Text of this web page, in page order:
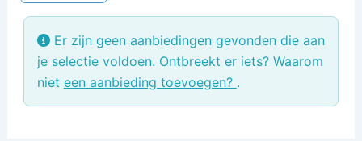
Er zijn geen aanbiedingen gevonden die aan
je selectie voldoen. Ontbreekt er iets? Waarom
niet een aanbieding toevoegen? .